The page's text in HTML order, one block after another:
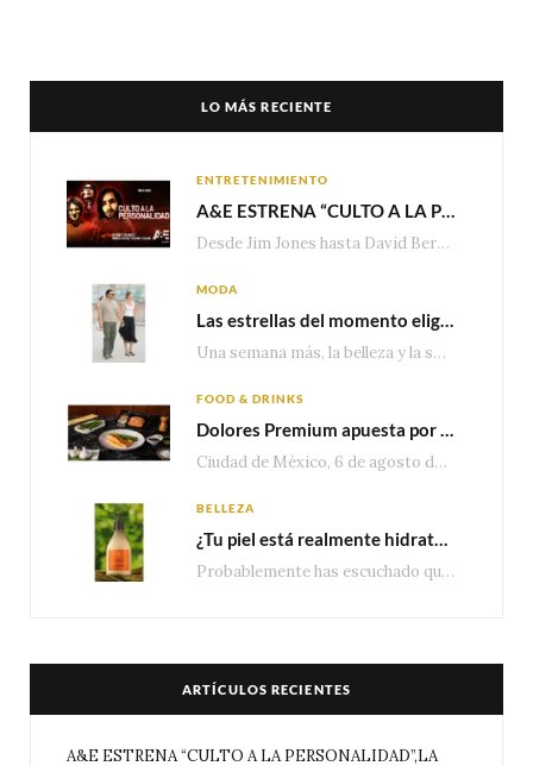
LO MÁS RECIENTE
ENTRETENIMIENTO
A&E ESTRENA “CULTO A LA PERSONALIDAD”,LA SERIE SOBRE LOS LÍDERES DE SECTA MÁS SINIESTROS DE LA HISTORIA
Desde Jim Jones hasta David Berg, la producción recorre en seis episodios cómo el carisma,…
MODA
Las estrellas del momento eligen Valentino
Una semana más, la belleza y la sofisticación de Valentino vuelven a tomar el escenario internacional. Desde…
FOOD & DRINKS
Dolores Premium apuesta por el salmón para seguir creciendo en categorías estratégicas
Ciudad de México, 6 de agosto de 2026.— Con una producción de 2.17 millones de…
BELLEZA
¿Tu piel está realmente hidratada? 4 señales que podrían indicar que necesita algo más
Probablemente has escuchado que el cuidado e hidratación corporal se suele asociar únicamente con una…
ARTÍCULOS RECIENTES
A&E ESTRENA “CULTO A LA PERSONALIDAD”,LA